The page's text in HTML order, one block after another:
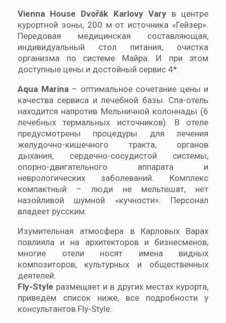
Vienna House Dvořák Karlovy Varyв центре
курортной зоны, 200 м от источника «Гейзер».
Передовая медицинская составляющая,
индивидуальный стол питания, очистка
организма по системе Майра. И при этом
доступные цены и достойный сервис 4*.
Aqua Marina– оптимальное сочетание цены и
качества сервиса и лечебной базы. Спа-отель
находится напротив Мельничной колоннады (6
лечебных термальных источников). В отеле
предусмотрены процедуры для лечения
желудочно-кишечного тракта, органов
дыхания, сердечно-сосудистой системы,
опорно-двигательного аппарата и
неврологических заболеваний. Комплекс
компактный – люди не мельтешат, нет
назойливой шумной «кучности». Персонал
владеет русским.
Изумительная атмосфера в Карловых Варах
повлияла и на архитекторов и бизнесменов,
многие отели носят имена видных
композиторов, культурных и общественных
деятелей.
Fly-Style размещает и в других местах курорта,
приведём список ниже, все подробности у
консультантов Fly-Style.